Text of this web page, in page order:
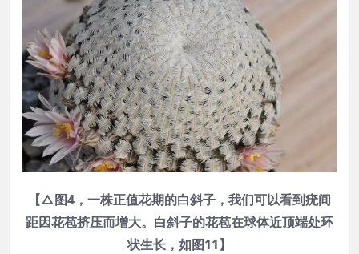
【△图4，一株正值花期的白斜子，我们可以看到疣间
距因花苞挤压而增大。白斜子的花苞在球体近顶端处环
状生长，如图11】